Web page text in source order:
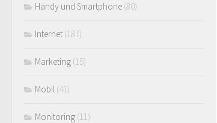
Handy und Smartphone (80)
Internet (187)
Marketing (15)
Mobil (41)
Monitoring (11)